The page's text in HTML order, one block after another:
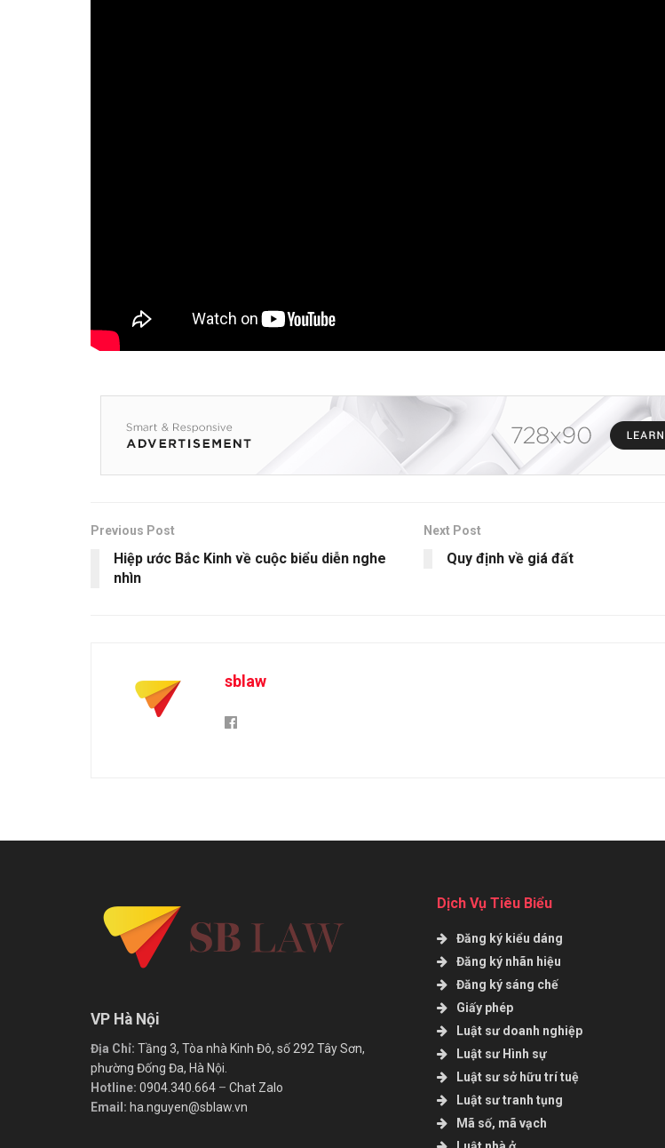
Previous Post
Hiệp ước Bắc Kinh về cuộc biểu diễn nghe
nhìn
Next Post
Quy định về giá đất
sblaw
VP Hà Nội
Địa Chỉ: Tầng 3, Tòa nhà Kinh Đô, số 292 Tây Sơn,
phường Đống Đa, Hà Nội.
Hotline: 0904.340.664 – Chat Zalo
Email: ha.nguyen@sblaw.vn
Dịch Vụ Tiêu Biểu
Đăng ký kiểu dáng
Đăng ký nhãn hiệu
Đăng ký sáng chế
Giấy phép
Luật sư doanh nghiệp
Luật sư Hình sự
Luật sư sở hữu trí tuệ
Luật sư tranh tụng
Mã số, mã vạch